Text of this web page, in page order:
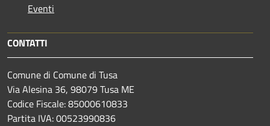
Eventi
CONTATTI
Comune di Comune di Tusa
Via Alesina 36, 98079 Tusa ME
Codice Fiscale: 85000610833
Partita IVA: 00523990836